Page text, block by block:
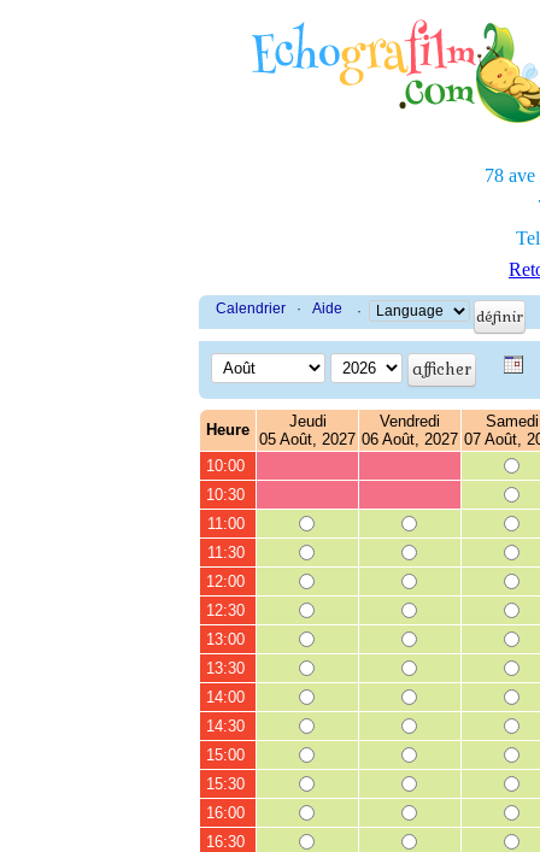
78 ave
Calendrier · Aide ·
Heure
Jeudi
05 Août, 2027
Vendredi
06 Août, 2027
Samedi
07 Août,
10:00
10:30
11:00
11:30
12:00
12:30
13:00
13:30
14:00
14:30
15:00
15:30
16:00
16:30